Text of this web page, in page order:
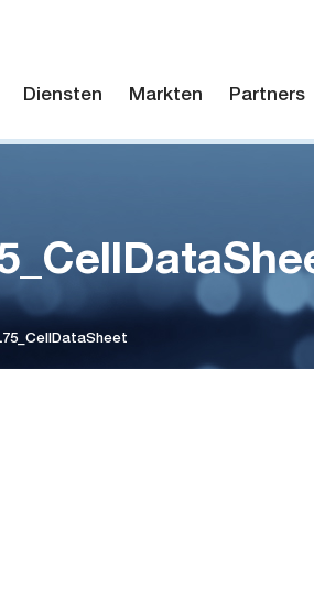
Diensten Markten Partners